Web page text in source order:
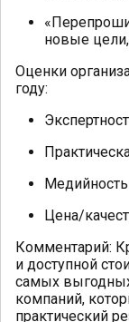
новые
Оценки
году:
Цена/
Комментарий:
и доступной
самых
компаний,
практический